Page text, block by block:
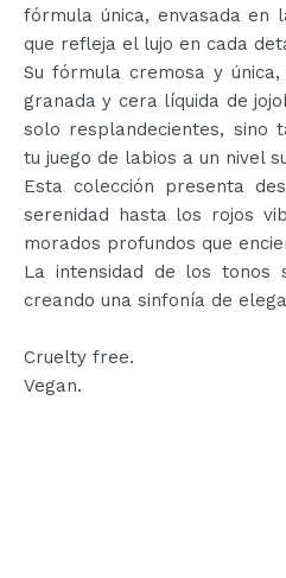
fórmula única, envasada en
que refleja el lujo en cada
Su fórmula cremosa y
granada y cera líquida de
solo resplandecientes, sino
tu juego de labios a un nivel
Esta colección presenta
serenidad hasta los rojos
morados profundos que
La intensidad de los tonos
creando una sinfonía de
Cruelty free.
Vegan.